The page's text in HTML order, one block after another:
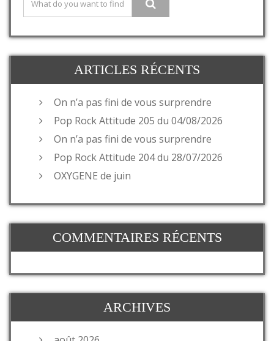
ARTICLES RÉCENTS
On n’a pas fini de vous surprendre
Pop Rock Attitude 205 du 04/08/2026
On n’a pas fini de vous surprendre
Pop Rock Attitude 204 du 28/07/2026
OXYGENE de juin
COMMENTAIRES RÉCENTS
ARCHIVES